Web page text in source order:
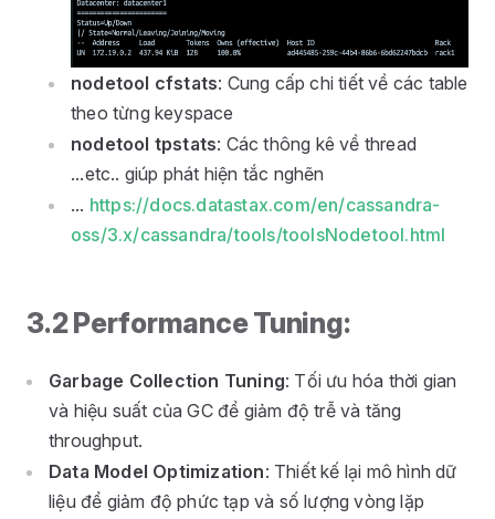
nodetool cfstats: Cung cấp chi tiết về các table
theo từng keyspace
nodetool tpstats: Các thông kê về thread
...etc.. giúp phát hiện tắc nghẽn
... https://docs.datastax.com/en/cassandra-
oss/3.x/cassandra/tools/toolsNodetool.html
3.2 Performance Tuning:
Garbage Collection Tuning: Tối ưu hóa thời gian
và hiệu suất của GC để giảm độ trễ và tăng
throughput.
Data Model Optimization: Thiết kế lại mô hình dữ
liệu để giảm độ phức tạp và số lượng vòng lặp